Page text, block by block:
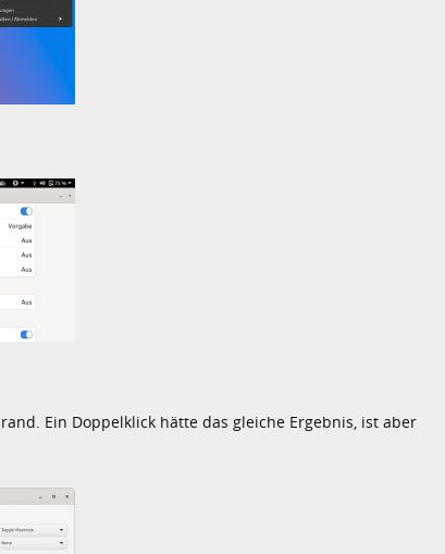
Ein Doppelklick hätte das gleiche Ergebnis, ist aber